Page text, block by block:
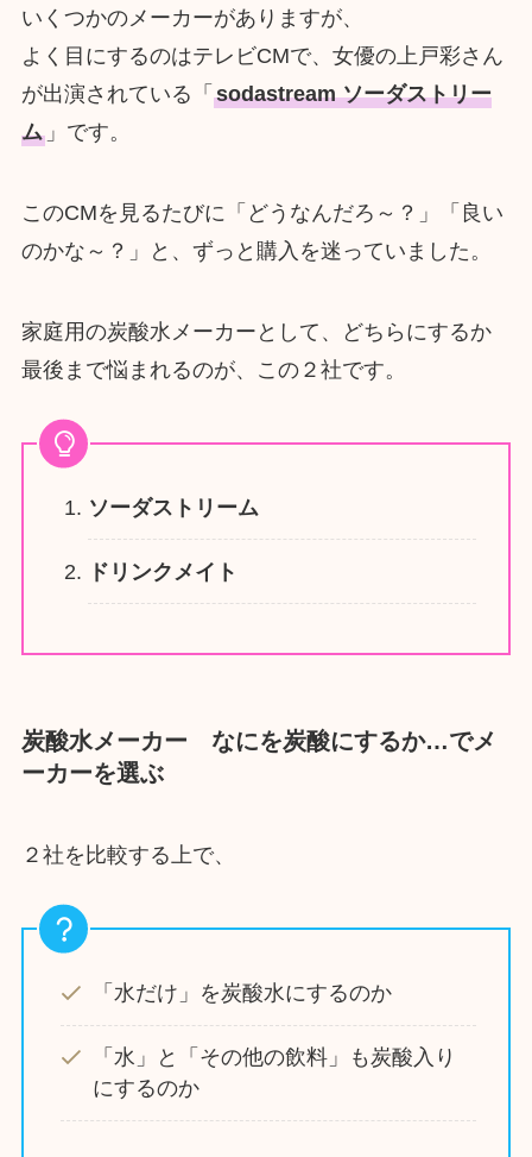
いくつかのメーカーがありますが、
よく目にするのはテレビCMで、女優の上戸彩さん
が出演されている「 sodastream ソーダストリー
ム」です。
このCMを見るたびに「どうなんだろ～？」「良い
のかな～？」と、ずっと購入を迷っていました。
家庭用の炭酸水メーカーとして、どちらにするか
最後まで悩まれるのが、この２社です。
ソーダストリーム
ドリンクメイト
炭酸水メーカー なにを炭酸にするか…でメ
ーカーを選ぶ
２社を比較する上で、
「水だけ」を炭酸水にするのか
「水」と「その他の飲料」も炭酸入り
にするのか